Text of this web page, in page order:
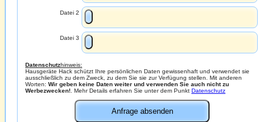
Datei 2
Datei 3
Datenschutzhinweis:
Hausgeräte Hack schützt Ihre persönlichen Daten gewissenhaft und verwendet sie
ausschließlich zu dem Zweck, zu dem Sie sie zur Verfügung stellen. Mit anderen
Worten: Wir geben keine Daten weiter und verwenden Sie auch nicht zu
Werbezwecken!. Mehr Details erfahren Sie unter dem Punkt Datenschutz